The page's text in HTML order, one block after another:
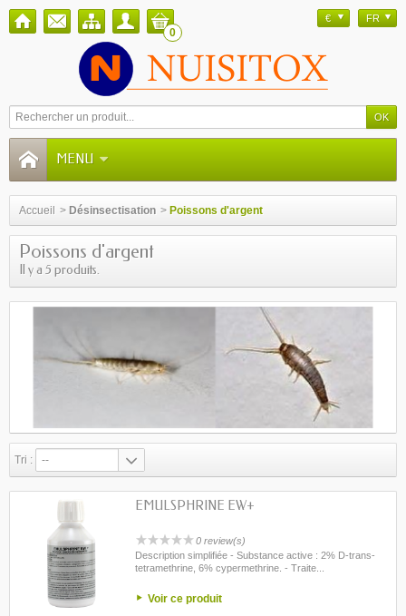
€ FR
0
MENU
Accueil > Désinsectisation > Poissons d'argent
Poissons d'argent
Il y a 5 produits.
Tri : --
EMULSPHRINE EW+
0 review(s)
Description simplifiée - Substance active : 2% D-trans-
tetramethrine, 6% cypermethrine. - Traite...
Voir ce produit